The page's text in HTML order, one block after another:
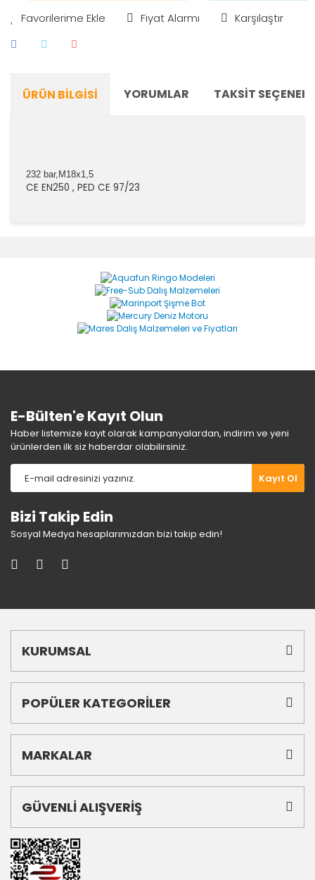
Fiyat Alarmı Karşılaştır
ÜRÜN BILGISI YORUMLAR TAKSIT
232 bar,M18x1,5
CE EN250 , PED CE 97/23
Yorum Yaz
Ürün resmi kalitesiz, bozuk veya görüntülenemiyor.
Ürün açıklamasında eksik bilgiler bulunuyor.
Ürün bilgilerinde hatalar bulunuyor.
E-Bülten'e Kayıt Olun
Haber listemize kayıt olarak kampanyalardan, indirim ve yeni
ürünlerden ilk siz haberdar olabilirsiniz.
Kayıt Ol
Bizi Takip Edin
Sosyal Medya hesaplarımızdan bizi takip edin!
KURUMSAL
POPÜLER KATEGORİLER
MARKALAR
GÜVENLİ ALIŞVERİŞ